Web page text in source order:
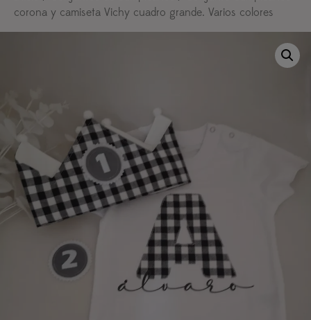
corona y camiseta Vichy cuadro grande. Varios colores